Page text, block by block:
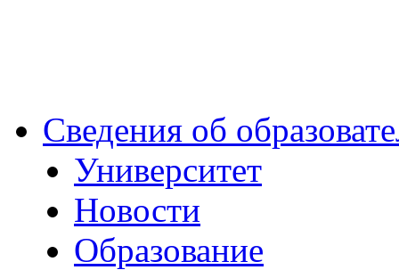
Сведения об
Университет
Новости
Образование